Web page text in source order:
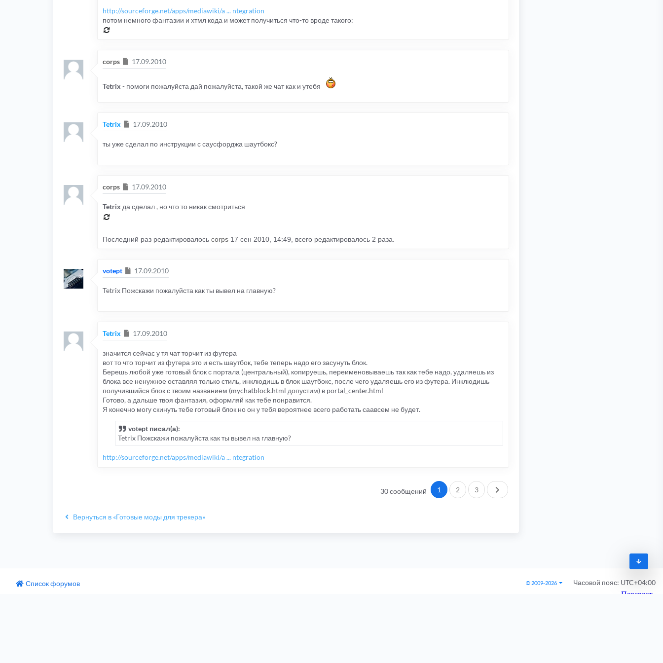
http://sourceforge.net/apps/mediawiki/a ... ntegration
потом немного фантазии и хтмл кода и может получиться что-то вроде такого:
corps Сообщение
17.09.2010
Tetrix - помоги пожалуйста дай пожалуйста, такой же чат как и утебя
Tetrix Сообщение
17.09.2010
ты уже сделал по инструкции с саусфорджа шаутбокс?
corps Сообщение
17.09.2010
Tetrix да сделал , но что то никак смотриться
Последний раз редактировалось corps 17 сен 2010, 14:49, всего редактировалось 2 раза.
votept Сообщение
17.09.2010
Tetrix Пожскажи пожалуйста как ты вывел на главную?
Tetrix Сообщение
17.09.2010
значится сейчас у тя чат торчит из футера
вот то что торчит из футера это и есть шаутбок, тебе теперь надо его засунуть блок.
Берешь любой уже готовый блок с портала (центральный), копируешь, переименовываешь так как тебе надо, удаляешь из
блока все ненужное оставляя только стиль, инклюдишь в блок шаутбокс, после чего удаляешь его из футера. Инклюдишь
получившийся блок с твоим названием (mychatblock.html допустим) в portal_center.html
Готово, а дальше твоя фантазия, оформляй как тебе понравится.
Я конечно могу скинуть тебе готовый блок но он у тебя вероятнее всего работать саавсем не будет.
votept писал(а):
Tetrix Пожскажи пожалуйста как ты вывел на главную?
http://sourceforge.net/apps/mediawiki/a ... ntegration
30 сообщений 1 2 3 След.
Вернуться в «Готовые моды для трекера»
Список форумов © 2009-2026 Часовой пояс: UTC+04:00